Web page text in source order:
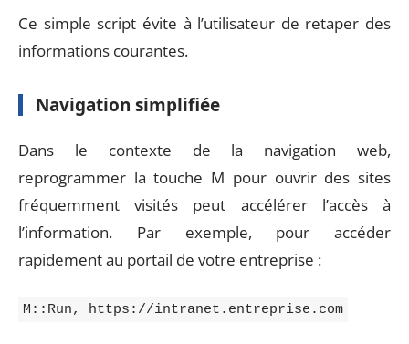
Ce simple script évite à l’utilisateur de retaper des
informations courantes.
Navigation simplifiée
Dans le contexte de la navigation web,
reprogrammer la touche M pour ouvrir des sites
fréquemment visités peut accélérer l’accès à
l’information. Par exemple, pour accéder
rapidement au portail de votre entreprise :
M::Run, https://intranet.entreprise.com